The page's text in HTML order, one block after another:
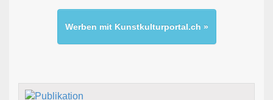
Werben mit Kunstkulturportal.ch »